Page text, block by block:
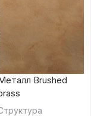
Brushed